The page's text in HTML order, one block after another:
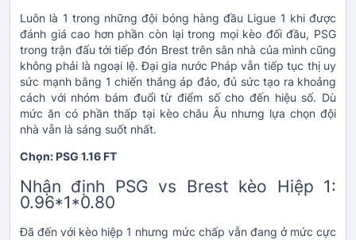
Luôn là 1 trong những đội bóng hàng đầu Ligue 1 khi được
đánh giá cao hơn phần còn lại trong mọi kèo đối đầu, PSG
trong trận đấu tới tiếp đón Brest trên sân nhà của mình cũng
không phải là ngoại lệ. Đại gia nước Pháp vẫn tiếp tục thị uy
sức mạnh bằng 1 chiến thắng áp đảo, đủ sức tạo ra khoảng
cách với nhóm bám đuổi từ điểm số cho đến hiệu số. Dù
mức ăn có phần thấp tại kèo châu Âu nhưng lựa chọn đội
nhà vẫn là sáng suốt nhất.
Chọn: PSG 1.16 FT
Nhận định PSG vs Brest kèo Hiệp 1:
0.96*1*0.80
Đã đến với kèo hiệp 1 nhưng mức chấp vẫn đang ở mức cực